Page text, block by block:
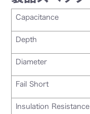
Capacitance
Depth
Diameter
Fail Short
Insulation Resistance